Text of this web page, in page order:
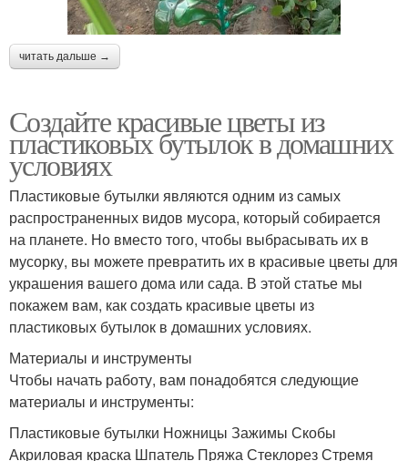
читать дальше →
Создайте красивые цветы из
пластиковых бутылок в домашних
условиях
Пластиковые бутылки являются одним из самых
распространенных видов мусора, который собирается
на планете. Но вместо того, чтобы выбрасывать их в
мусорку, вы можете превратить их в красивые цветы для
украшения вашего дома или сада. В этой статье мы
покажем вам, как создать красивые цветы из
пластиковых бутылок в домашних условиях.
Материалы и инструменты
Чтобы начать работу, вам понадобятся следующие
материалы и инструменты:
Пластиковые бутылки Ножницы Зажимы Скобы
Акриловая краска Шпатель Пряжа Стеклорез Стремя